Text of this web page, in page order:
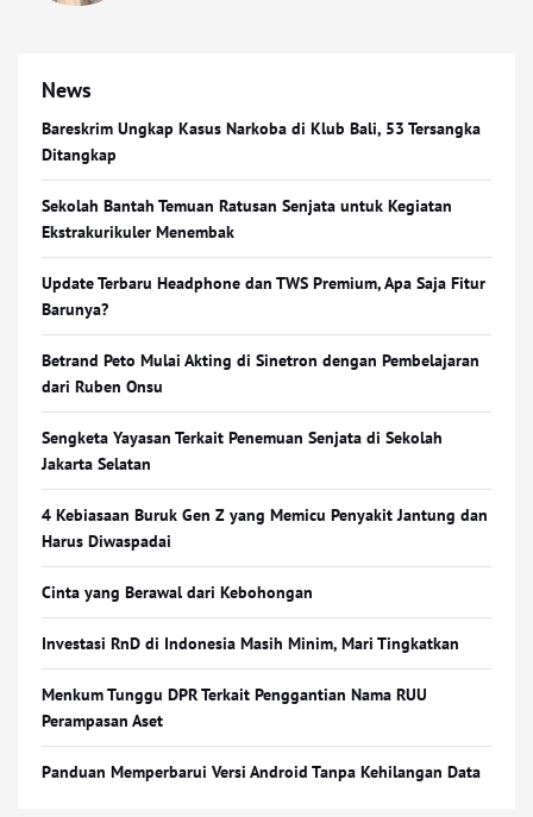
News
Bareskrim Ungkap Kasus Narkoba di Klub Bali, 53 Tersangka
Ditangkap
Sekolah Bantah Temuan Ratusan Senjata untuk Kegiatan
Ekstrakurikuler Menembak
Update Terbaru Headphone dan TWS Premium, Apa Saja Fitur
Barunya?
Betrand Peto Mulai Akting di Sinetron dengan Pembelajaran
dari Ruben Onsu
Sengketa Yayasan Terkait Penemuan Senjata di Sekolah
Jakarta Selatan
4 Kebiasaan Buruk Gen Z yang Memicu Penyakit Jantung dan
Harus Diwaspadai
Cinta yang Berawal dari Kebohongan
Investasi RnD di Indonesia Masih Minim, Mari Tingkatkan
Menkum Tunggu DPR Terkait Penggantian Nama RUU
Perampasan Aset
Panduan Memperbarui Versi Android Tanpa Kehilangan Data